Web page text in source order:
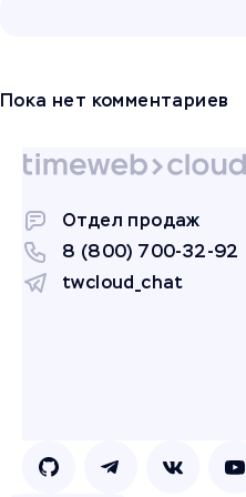
Пока нет комментариев
Отдел продаж
8 (800) 700-32-92
twcloud_chat